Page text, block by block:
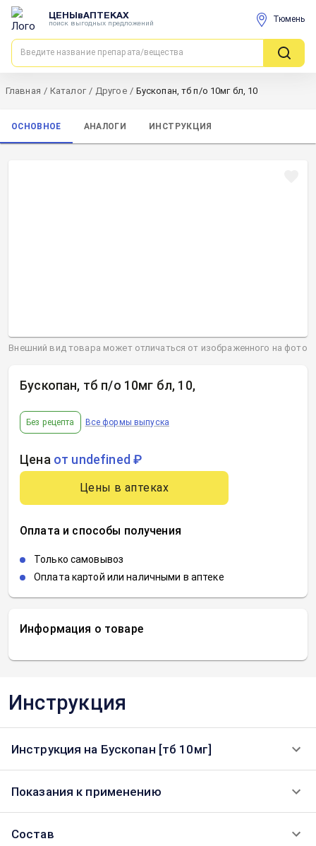
ЦЕНЫвАПТЕКАХ
поиск выгодных предложений Тюмень
Главная / Каталог / Другое / Бускопан, тб п/о 10мг бл, 10
ОСНОВНОЕ АНАЛОГИ ИНСТРУКЦИЯ
Информация о товаре
Бускопан, тб п/о 10мг бл, 10,
Без рецепта Все формы выпуска
Цена от undefined ₽
Цены в аптеках
Оплата и способы получения
Только самовывоз
Оплата картой или наличными в аптеке
Внешний вид товара может отличаться от изображенного на фото
Инструкция
Инструкция на Бускопан [тб 10мг]
Показания к применению
Состав